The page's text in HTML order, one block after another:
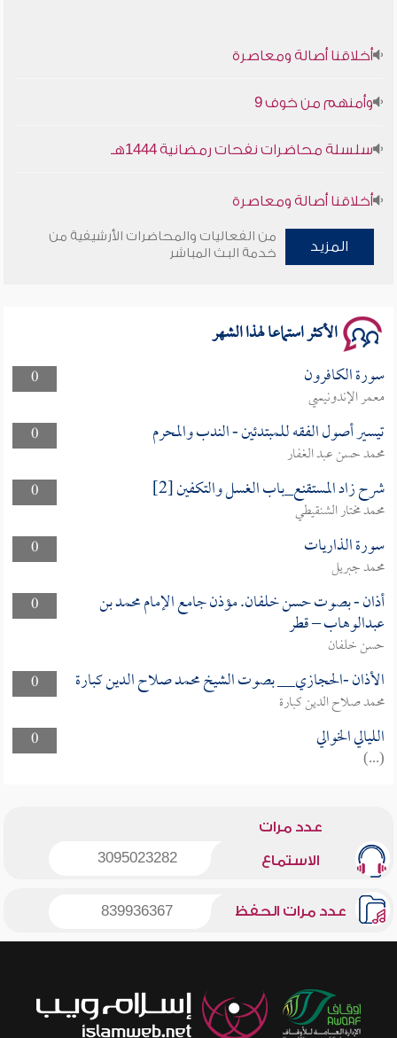
أخلاقنا أصالة ومعاصرة
وأمنهم من خوف 9
سلسلة محاضرات نفحات رمضانية 1444هـ
أخلاقنا أصالة ومعاصرة
وأمنهم من خوف 9
المزيد
من الفعاليات والمحاضرات الأرشيفية من
خدمة البث المباشر
الأكثر استماعا لهذا الشهر
0 سورة الكافرون
معمر الإندونيسي
0
تيسير أصول الفقه للمبتدئين - الندب والمحرم
محمد حسن عبد الغفار
0
شرح زاد المستقنع_باب الغسل والتكفين [2]
محمد مختار الشنقيطي
0
سورة الذاريات
محمد جبريل
0
أذان - بصوت حسن خلفان. مؤذن جامع الإمام محمد بن
عبدالوهاب – قطر
حسن خلفان
0
الأذان -الحجازي__ بصوت الشيخ محمد صلاح الدين كبارة
محمد صلاح الدين كبارة
0
الليالي الخوالي
(...)
عدد مرات
الاستماع 3095023282
عدد مرات الحفظ 839936367